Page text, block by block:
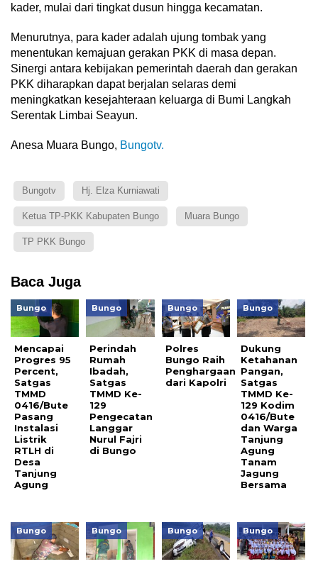
kader, mulai dari tingkat dusun hingga kecamatan.
Menurutnya, para kader adalah ujung tombak yang
menentukan kemajuan gerakan PKK di masa depan.
Sinergi antara kebijakan pemerintah daerah dan gerakan
PKK diharapkan dapat berjalan selaras demi
meningkatkan kesejahteraan keluarga di Bumi Langkah
Serentak Limbai Seayun.
Anesa Muara Bungo, Bungotv.
Bungotv Hj. Elza Kurniawati
Ketua TP-PKK Kabupaten Bungo Muara Bungo
TP PKK Bungo
Baca Juga
Bungo
Mencapai
Progres 95
Percent,
Satgas
TMMD
0416/Bute
Pasang
Instalasi
Listrik
RTLH di
Desa
Tanjung
Agung
Bungo
Perindah
Rumah
Ibadah,
Satgas
TMMD Ke-
129
Pengecatan
Langgar
Nurul Fajri
di Bungo
Bungo
Polres
Bungo Raih
Penghargaan
dari Kapolri
Bungo
Dukung
Ketahanan
Pangan,
Satgas
TMMD Ke-
129 Kodim
0416/Bute
dan Warga
Tanjung
Agung
Tanam
Jagung
Bersama
Bungo Bungo Bungo Bungo